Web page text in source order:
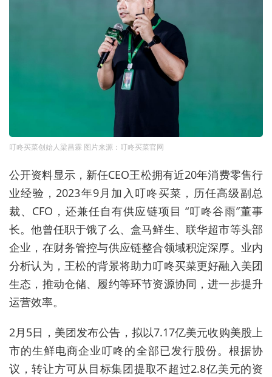
叮咚买菜创始人梁昌霖 图片来源：叮咚买菜官网
公开资料显示，新任CEO王松拥有近20年消费零售行
业经验，2023年9月加入叮咚买菜，历任高级副总
裁、CFO，还兼任自有供应链项目 “叮咚谷雨”董事
长。他曾任职于饿了么、盒马鲜生、联华超市等头部
企业，在财务管控与供应链整合领域积淀深厚。业内
分析认为，王松的背景将助力叮咚买菜更好融入美团
生态，推动仓储、履约等环节资源协同，进一步提升
运营效率。
2月5日，美团发布公告，拟以7.17亿美元收购美股上
市的生鲜电商企业叮咚的全部已发行股份。根据协
议，转让方可从目标集团提取不超过2.8亿美元的资